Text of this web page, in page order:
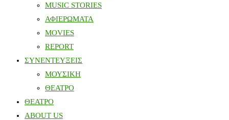
MUSIC STORIES
ΑΦΙΕΡΩΜΑΤΑ
MOVIES
REPORT
ΣΥΝΕΝΤΕΥΞΕΙΣ
ΜΟΥΣΙΚΗ
ΘΕΑΤΡΟ
ΘΕΑΤΡΟ
ABOUT US